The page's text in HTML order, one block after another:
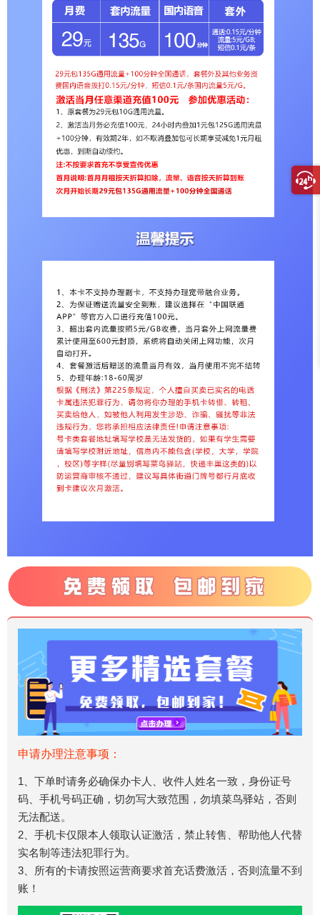
申请办理注意事项：
1、下单时请务必确保办卡人、收件人姓名一致，身份证号
码、手机号码正确，切勿写大致范围，勿填菜鸟驿站，否则
无法配送。
2、手机卡仅限本人领取认证激活，禁止转售、帮助他人代替
实名制等违法犯罪行为。
3、所有的卡请按照运营商要求首充话费激活，否则流量不到
账！